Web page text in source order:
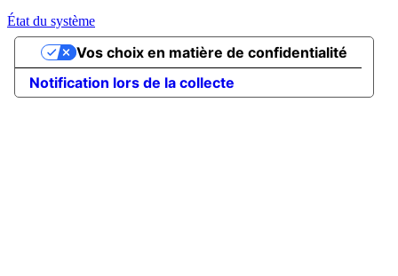
État du système
Notification lors de la collecte
Vos choix en matière de confidentialité